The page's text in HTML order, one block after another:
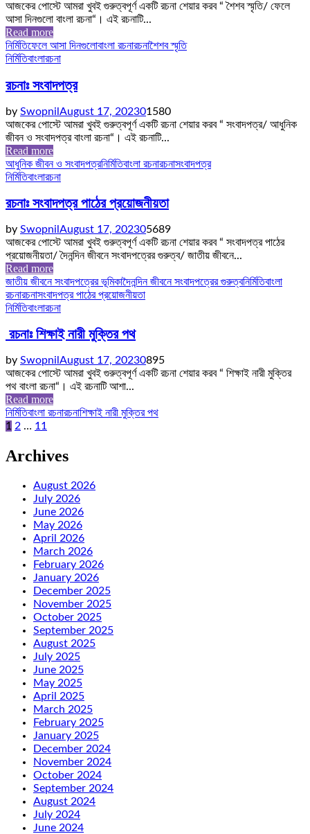
আজকের পোস্টে আমরা খুবই গুরুত্বপূর্ণ একটি রচনা শেয়ার করব “ শৈশব স্মৃতি/ ফেলে
আসা দিনগুলো বাংলা রচনা“। এই রচনাটি...
Read more
নির্মিতিফেলে আসা দিনগুলোবাংলা রচনারচনাশৈশব স্মৃতি
নির্মিতিবাংলারচনা
রচনাঃ সংবাদপত্র
by Swopnil August 17, 202301580
আজকের পোস্টে আমরা খুবই গুরুত্বপূর্ণ একটি রচনা শেয়ার করব “ সংবাদপত্র/ আধুনিক
জীবন ও সংবাদপত্র বাংলা রচনা“। এই রচনাটি...
Read more
আধুনিক জীবন ও সংবাদপত্রনির্মিতিবাংলা রচনারচনাসংবাদপত্র
নির্মিতিবাংলারচনা
রচনাঃ সংবাদপত্র পাঠের প্রয়োজনীয়তা
by Swopnil August 17, 202305689
আজকের পোস্টে আমরা খুবই গুরুত্বপূর্ণ একটি রচনা শেয়ার করব “ সংবাদপত্র পাঠের
প্রয়োজনীয়তা/ দৈনন্দিন জীবনে সংবাদপত্রের গুরুত্ব/ জাতীয় জীবনে...
Read more
জাতীয় জীবনে সংবাদপত্রের ভূমিকাদৈনন্দিন জীবনে সংবাদপত্রের গুরুত্বনির্মিতিবাংলা
রচনারচনাসংবাদপত্র পাঠের প্রয়োজনীয়তা
নির্মিতিবাংলারচনা
রচনাঃ শিক্ষাই নারী মুক্তির পথ
by Swopnil August 17, 20230895
আজকের পোস্টে আমরা খুবই গুরুত্বপূর্ণ একটি রচনা শেয়ার করব “ শিক্ষাই নারী মুক্তির
পথ বাংলা রচনা“। এই রচনাটি আশা...
Read more
নির্মিতিবাংলা রচনারচনাশিক্ষাই নারী মুক্তির পথ
Posts
pagination
1 2 … 11
Archives
August 2026
July 2026
June 2026
May 2026
April 2026
March 2026
February 2026
January 2026
December 2025
November 2025
October 2025
September 2025
August 2025
July 2025
June 2025
May 2025
April 2025
March 2025
February 2025
January 2025
December 2024
November 2024
October 2024
September 2024
August 2024
July 2024
June 2024